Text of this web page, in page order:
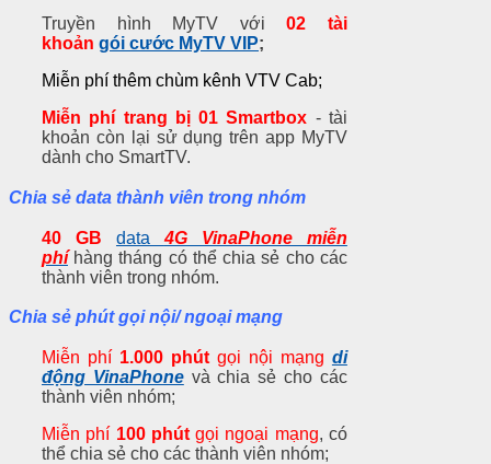
Truyền hình MyTV với02 tài
khoản gói cước MyTV VIP;
Miễn phí thêm chùm kênh VTV Cab;
Miễn phí trang bị 01 Smartbox - tài
khoản còn lại sử dụng trên app MyTV
dành cho SmartTV.
Chia sẻ data thành viên trong nhóm
40 GB data
4G VinaPhone miễn
phíhàng tháng có thể chia sẻ cho các
thành viên trong nhóm.
Chia sẻ phút gọi nội/ ngoại mạng
Miễn phí 1.000 phútgọi nội mạng di
động VinaPhonevà chia sẻ cho các
thành viên nhóm;
Miễn phí 100 phútgọi ngoại mạng, có
thể chia sẻ cho các thành viên nhóm;